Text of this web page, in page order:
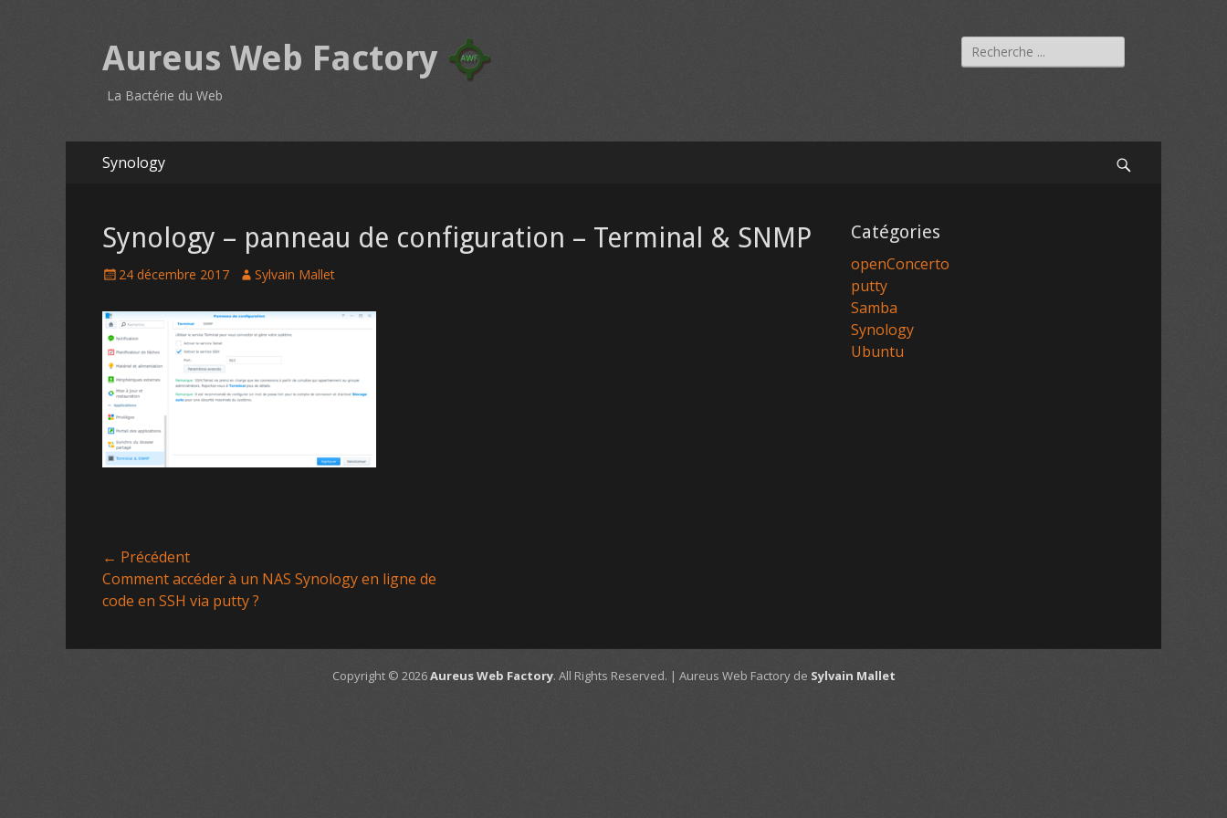
Aureus Web Factory
La Bactérie du Web
Rechercher :
principal
AllerSynology
Synology – panneau de configuration – Terminal & SNMP
P
s
e
d
o
n
24 décembre 2017
A
t
h
Sylvain Mallet
Navigation
← Précédent
Article
précédent :
Comment accéder à un NAS Synology en ligne de
code en SSH via putty ?
Catégories
openConcerto
putty
Samba
Synology
Ubuntu
Copyright © 2026Aureus Web Factory. All Rights Reserved. | Aureus Web Factory de Sylvain Mallet